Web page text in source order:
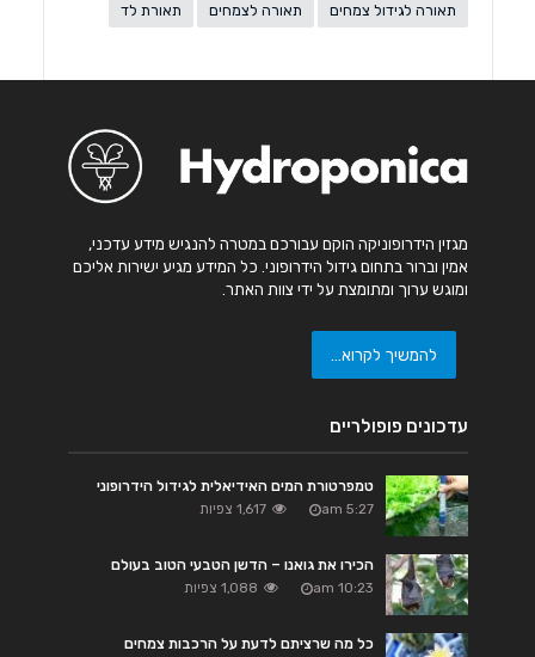
תאורה לגידול צמחים תאורה לצמחים תאורת לד
מגזין הידרופוניקה הוקם עבורכם במטרה להנגיש מידע עדכני,
אמין וברור בתחום גידול הידרופוני. כל המידע מגיע ישירות אליכם
ומוגש ערוך ומתומצת על ידי צוות האתר.
להמשיך לקרוא...
עדכונים פופולריים
טמפרטורת המים האידיאלית לגידול הידרופוני
5:27 am 1,617 צפיות
הכירו את גואנו – הדשן הטבעי הטוב בעולם
10:23 am 1,088 צפיות
כל מה שרציתם לדעת על הרכבות צמחים